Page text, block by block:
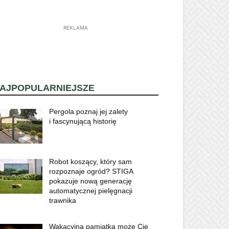
REKLAMA
Pergola poznaj jej zalety
i fascynującą historię
Robot koszący, który sam
rozpoznaje ogród? STIGA
pokazuje nową generację
automatycznej pielęgnacji
trawnika
Wakacyjna pamiątka może Cię